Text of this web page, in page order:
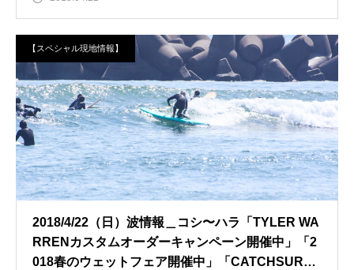
【スペシャル現地情報】
2018/4/22（日）波情報＿コシ〜ハラ「TYLER WA
RRENカスタムオーダーキャンペーン開催中」「2
018春のウェットフェア開催中」「CATCHSURF2